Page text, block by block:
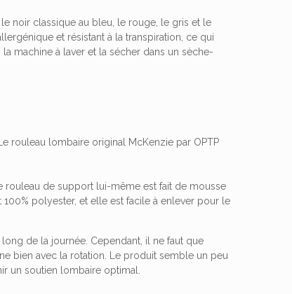
noir classique au bleu, le rouge, le gris et le
et résistant à la transpiration, ce qui
machine à laver et la sécher dans un sèche-
de support lui-même est fait de mousse
polyester, et elle est facile à enlever pour le
de la journée. Cependant, il ne faut que
bien avec la rotation. Le produit semble un peu
un soutien lombaire optimal.